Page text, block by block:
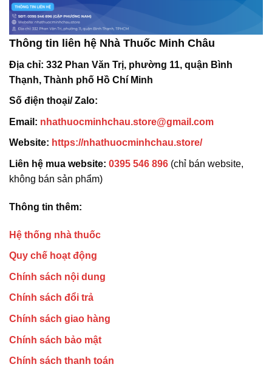
Thông tin liên hệ Nhà Thuốc Minh Châu
Địa chỉ: 332 Phan Văn Trị, phường 11, quận Bình
Thạnh, Thành phố Hồ Chí Minh
Số điện thoại/ Zalo:
Email: nhathuocminhchau.store@gmail.com
Website: https://nhathuocminhchau.store/
Liên hệ mua website: 0395 546 896 (chỉ bán website,
không bán sản phẩm)
Thông tin thêm:
Hệ thống nhà thuốc
Quy chế hoạt động
Chính sách nội dung
Chính sách đổi trả
Chính sách giao hàng
Chính sách bảo mật
Chính sách thanh toán